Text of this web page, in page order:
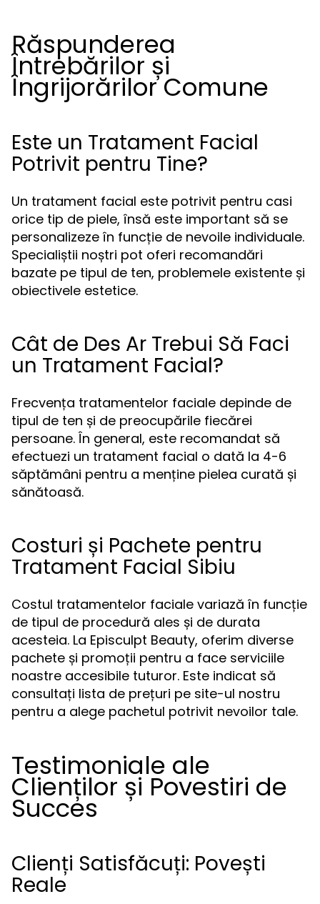
Răspunderea
Întrebărilor și
Îngrijorărilor Comune
Este un Tratament Facial
Potrivit pentru Tine?
Un tratament facial este potrivit pentru casi
orice tip de piele, însă este important să se
personalizeze în funcție de nevoile individuale.
Specialiștii noștri pot oferi recomandări
bazate pe tipul de ten, problemele existente și
obiectivele estetice.
Cât de Des Ar Trebui Să Faci
un Tratament Facial?
Frecvența tratamentelor faciale depinde de
tipul de ten și de preocupările fiecărei
persoane. În general, este recomandat să
efectuezi un tratament facial o dată la 4-6
săptămâni pentru a menține pielea curată și
sănătoasă.
Costuri și Pachete pentru
Tratament Facial Sibiu
Costul tratamentelor faciale variază în funcție
de tipul de procedură ales și de durata
acesteia. La Episculpt Beauty, oferim diverse
pachete și promoții pentru a face serviciile
noastre accesibile tuturor. Este indicat să
consultați lista de prețuri pe site-ul nostru
pentru a alege pachetul potrivit nevoilor tale.
Testimoniale ale
Clienților și Povestiri de
Succes
Clienți Satisfăcuți: Povești
Reale